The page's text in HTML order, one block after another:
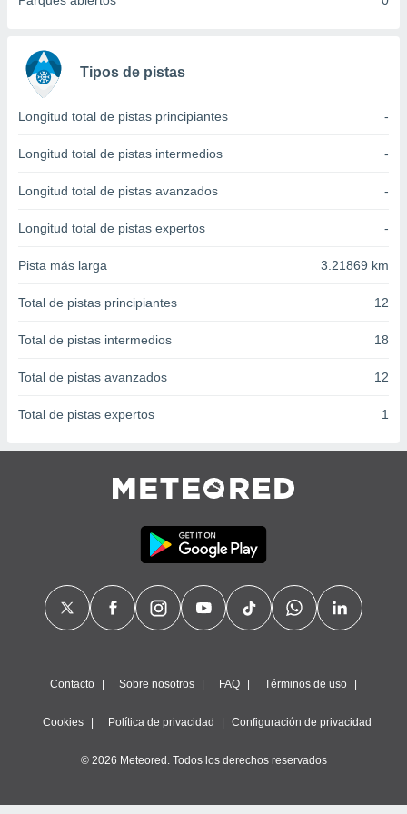
e
mediante
publicidad
1199
Tipos de pistas
Longitud total de pistas principiantes -
Longitud total de pistas intermedios -
Longitud total de pistas avanzados -
Longitud total de pistas expertos -
Pista más larga 3.21869 km
Total de pistas principiantes 12
Total de pistas intermedios 18
Total de pistas avanzados 12
Total de pistas expertos 1
Contacto Sobre nosotros FAQ Términos de uso
Cookies Política de privacidad Configuración de privacidad
© 2026 Meteored. Todos los derechos reservados